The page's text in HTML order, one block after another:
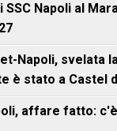
SSC Napoli al
Napoli, svelata
è stato a Castel
affare fatto: